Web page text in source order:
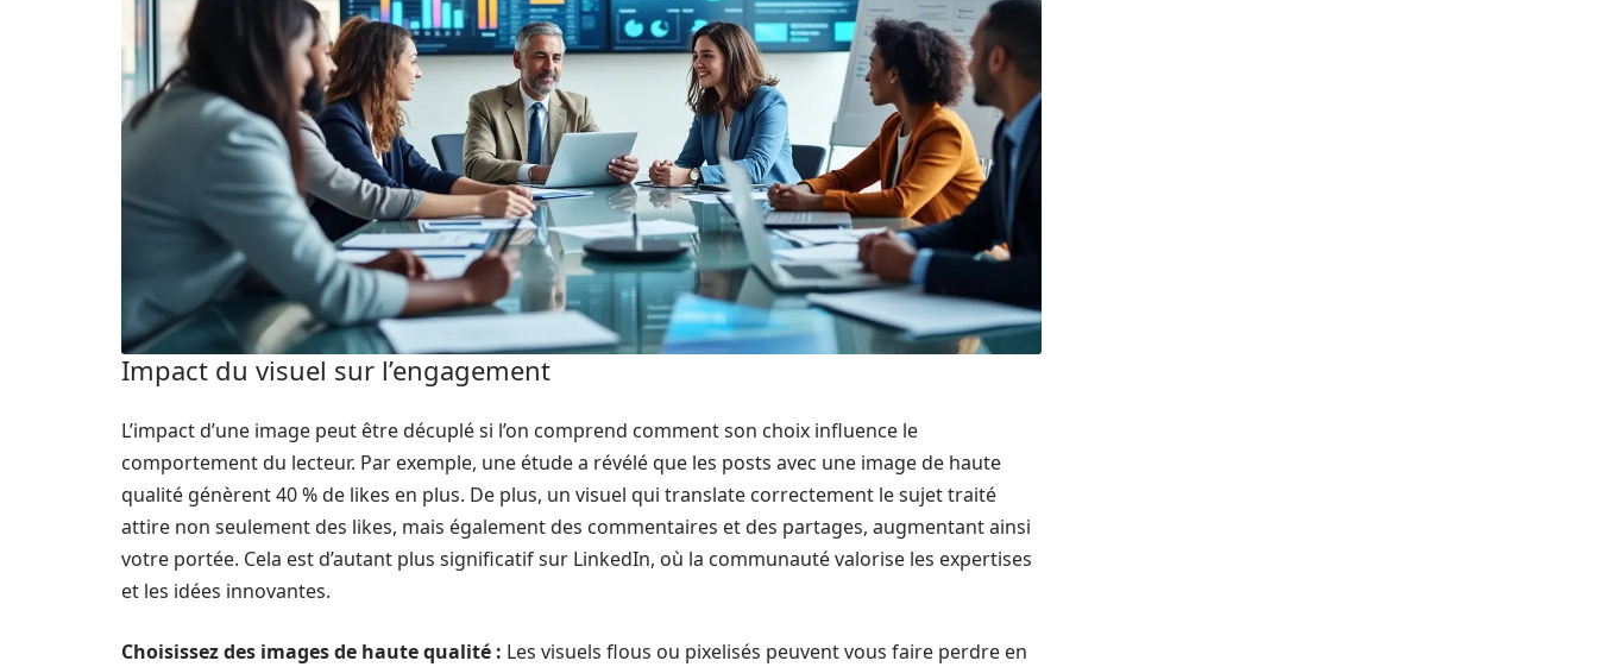
Impact du visuel sur l’engagement
L’impact d’une image peut être décuplé si l’on comprend comment son choix influence le
comportement du lecteur. Par exemple, une étude a révélé que les posts avec une image de haute
qualité génèrent 40 % de likes en plus. De plus, un visuel qui translate correctement le sujet traité
attire non seulement des likes, mais également des commentaires et des partages, augmentant ainsi
votre portée. Cela est d’autant plus significatif sur LinkedIn, où la communauté valorise les expertises
et les idées innovantes.
Choisissez des images de haute qualité : Les visuels flous ou pixelisés peuvent vous faire perdre en